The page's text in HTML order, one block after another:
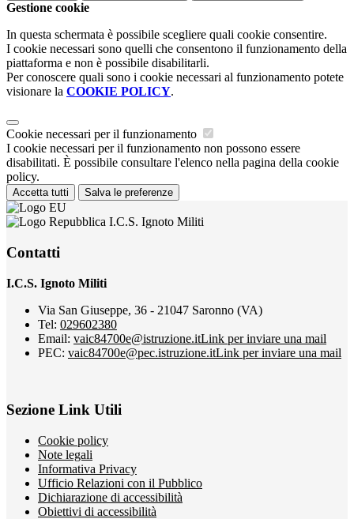
Gestione cookie
In questa schermata è possibile scegliere quali cookie consentire.
I cookie necessari sono quelli che consentono il funzionamento della
piattaforma e non è possibile disabilitarli.
Per conoscere quali sono i cookie necessari al funzionamento potete
visionare la COOKIE POLICY.
Cookie necessari per il funzionamento
I cookie necessari per il funzionamento non possono essere
disabilitati. È possibile consultare l'elenco nella pagina della cookie
policy.
Accetta tutti Salva le preferenze
I.C.S. Ignoto Militi
Contatti
I.C.S. Ignoto Militi
Via San Giuseppe, 36 - 21047 Saronno (VA)
Tel: 029602380
Email: vaic84700e@istruzione.itLink per inviare una mail
PEC: vaic84700e@pec.istruzione.itLink per inviare una mail
Sezione Link Utili
Cookie policy
Note legali
Informativa Privacy
Ufficio Relazioni con il Pubblico
Dichiarazione di accessibilità
Obiettivi di accessibilità